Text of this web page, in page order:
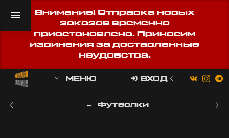
Внимание! Отправка новых
заказов временно
приостановлена. Приносим
извинения за доставленные
неудобства.
МЕНЮ ВХОД
Футболки